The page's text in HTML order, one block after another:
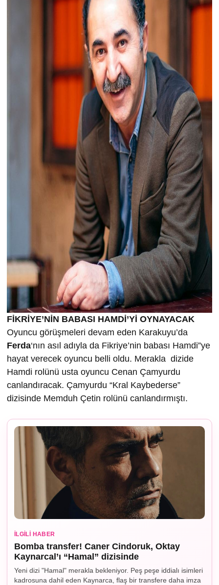
FİKRİYE’NİN BABASI HAMDİ’Yİ OYNAYACAK
Oyuncu görüşmeleri devam eden Karakuyu’da
Ferda‘nın asıl adıyla da Fikriye’nin babası Hamdi”ye
hayat verecek oyuncu belli oldu. Merakla dizide
Hamdi rolünü usta oyuncu Cenan Çamyurdu
canlandıracak. Çamyurdu “Kral Kaybederse”
dizisinde Memduh Çetin rolünü canlandırmıştı.
İLGILI HABER
Bomba transfer! Caner Cindoruk, Oktay
Kaynarcal’ı “Hamal” dizisinde
Yeni dizi "Hamal" merakla bekleniyor. Peş peşe iddialı isimleri
kadrosuna dahil eden Kaynarca, flaş bir transfere daha imza